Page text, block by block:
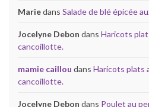
Mariedans Salade de blé épicée
Jocelyne Debon dans Haricots
cancoillotte.
mamie caillou dans Haricots plats
cancoillotte.
Jocelyne Debon dans Poulet au